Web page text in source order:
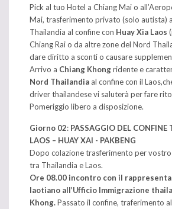
Pick al tuo Hotel a Chiang Mai o
Mai, trasferimento privato (solo autista)
Thailandia al confine con Huay Xia Laos
Chiang Rai o da altre zone del Nord
dare diritto a sconti o causare
Arrivo a Chiang Khongridente e
Nord Thailandia al confine con il
driver thailandese vi saluterà per fare
Pomeriggio libero a disposizione.
Giorno 02: PASSAGGIO DEL
LAOS – HUAY XAI - PAKBENG
Dopo colazione trasferimento per
tra Thailandia e Laos.
Ore 08.00 incontro con il
laotiano all’Ufficio Immigrazione
Khong.Passato il confine, traferimento